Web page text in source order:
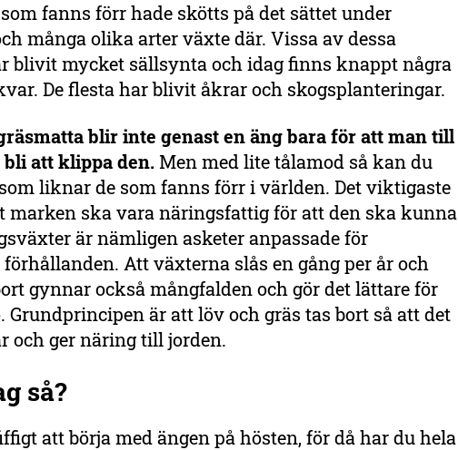
fanns förr hade skötts på det sättet under
många olika arter växte där. Vissa av dessa
blivit mycket sällsynta och idag finns knappt några
De flesta har blivit åkrar och skogsplanteringar.
blir inte genast en äng bara för att man till
att klippa den. Men med lite tålamod så kan du
liknar de som fanns förr i världen. Det viktigaste
marken ska vara näringsfattig för att den ska kunna
är nämligen asketer anpassade för
Att växterna slås en gång per år och
gynnar också mångfalden och gör det lättare för
Grundprincipen är att löv och gräs tas bort så att det
och ger näring till jorden.
så?
att börja med ängen på hösten, för då har du hela